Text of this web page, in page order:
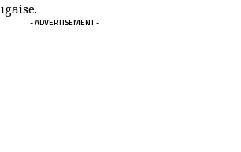
- ADVERTISEMENT -